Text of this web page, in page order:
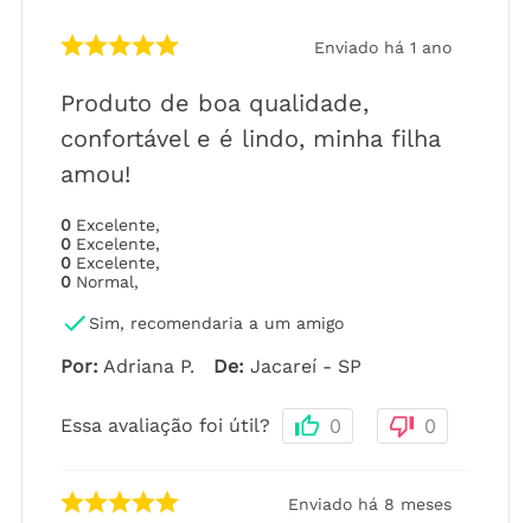
Enviado há 1 ano
Produto de boa qualidade,
confortável e é lindo, minha filha
amou!
0 Excelente,
0 Excelente,
0 Excelente,
0 Normal,
Sim, recomendaria a um amigo
Por: Adriana P. De: Jacareí - SP
Essa avaliação foi útil? 0 0
Enviado há 8 meses